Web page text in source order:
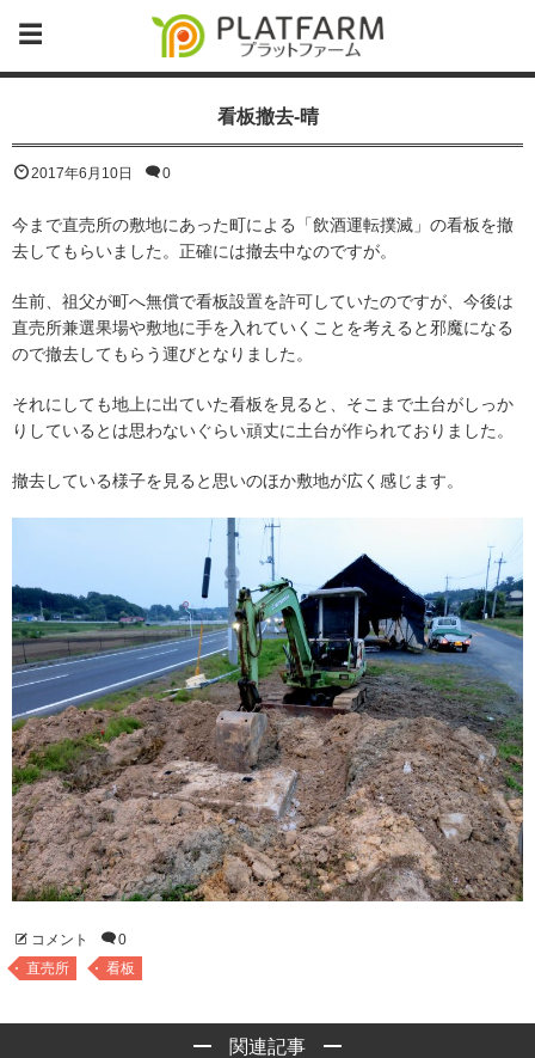
看板撤去-晴
2017年6月10日 0
今まで直売所の敷地にあった町による「飲酒運転撲滅」の看板を撤
去してもらいました。正確には撤去中なのですが。
生前、祖父が町へ無償で看板設置を許可していたのですが、今後は
直売所兼選果場や敷地に手を入れていくことを考えると邪魔になる
ので撤去してもらう運びとなりました。
それにしても地上に出ていた看板を見ると、そこまで土台がしっか
りしているとは思わないぐらい頑丈に土台が作られておりました。
撤去している様子を見ると思いのほか敷地が広く感じます。
コメント
0
直売所
看板
関連記事